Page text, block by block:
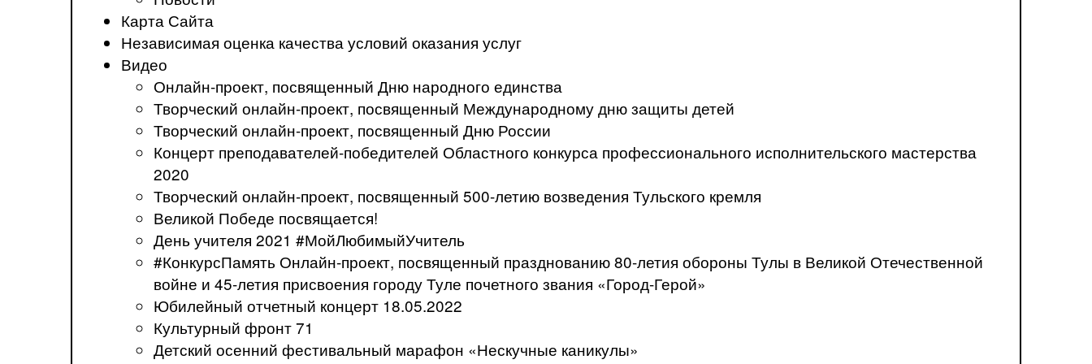
Карта Сайта
Независимая оценка качества условий оказания услуг
Видео
Онлайн-проект, посвященный Дню народного единства
Творческий онлайн-проект, посвященный Международному дню защиты детей
Творческий онлайн-проект, посвященный Дню России
Концерт преподавателей-победителей Областного конкурса профессионального исполнительского мастерства
2020
Творческий онлайн-проект, посвященный 500-летию возведения Тульского кремля
Великой Победе посвящается!
День учителя 2021 #МойЛюбимыйУчитель
#КонкурсПамять Онлайн-проект, посвященный празднованию 80-летия обороны Тулы в Великой Отечественной
войне и 45-летия присвоения городу Туле почетного звания «Город-Герой»
Юбилейный отчетный концерт 18.05.2022
Культурный фронт 71
Детский осенний фестивальный марафон «Нескучные каникулы»